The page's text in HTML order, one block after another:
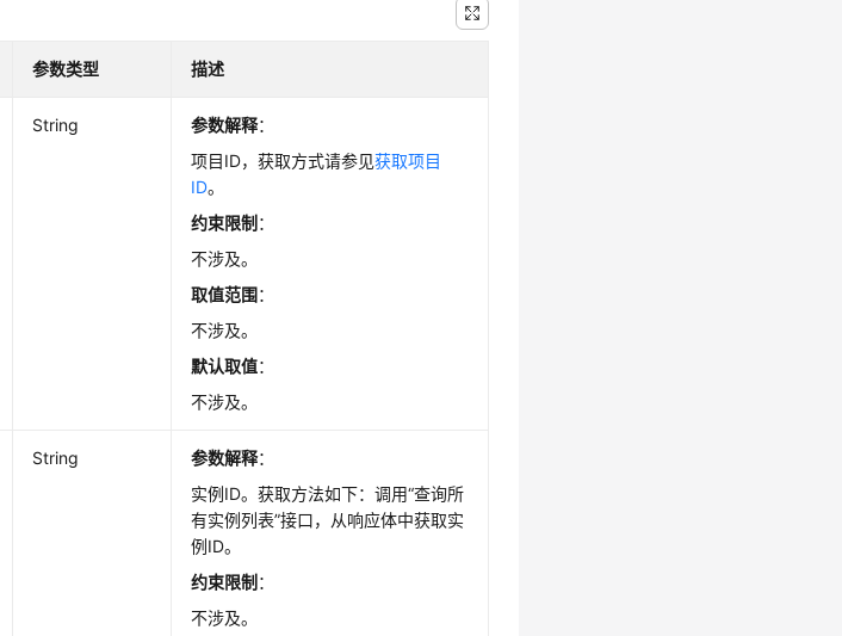
参数类型 描述
String 参数解释：
项目ID，获取方式请参见获取项目
ID。
约束限制 ：
不涉及。
取值范围：
不涉及。
默认取值：
不涉及。
String 参数解释：
实例ID。获取方法如下：调用“查询所
有实例列表”接口，从响应体中获取实
例ID。
约束限制 ：
不涉及。